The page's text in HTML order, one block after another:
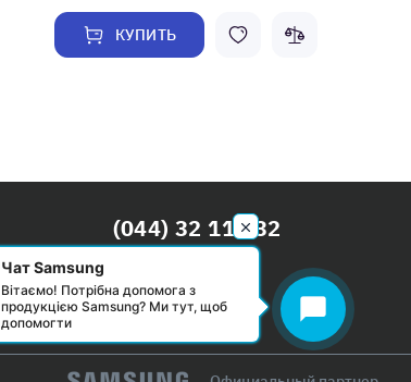
КУПИТЬ
(044) 32 111 32
Бесплатно по Киеву
Пн-Вс: с 09:00 до 20:00
Чат Samsung
Вітаємо! Потрібна допомога з
продукцією Samsung? Ми тут, щоб
допомогти
chat_bubble